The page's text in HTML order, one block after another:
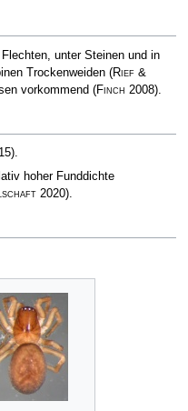
unter Steinen und in
Trockenweiden (Rief &
vorkommend (Finch 2008).
.
hoher Funddichte
2020).